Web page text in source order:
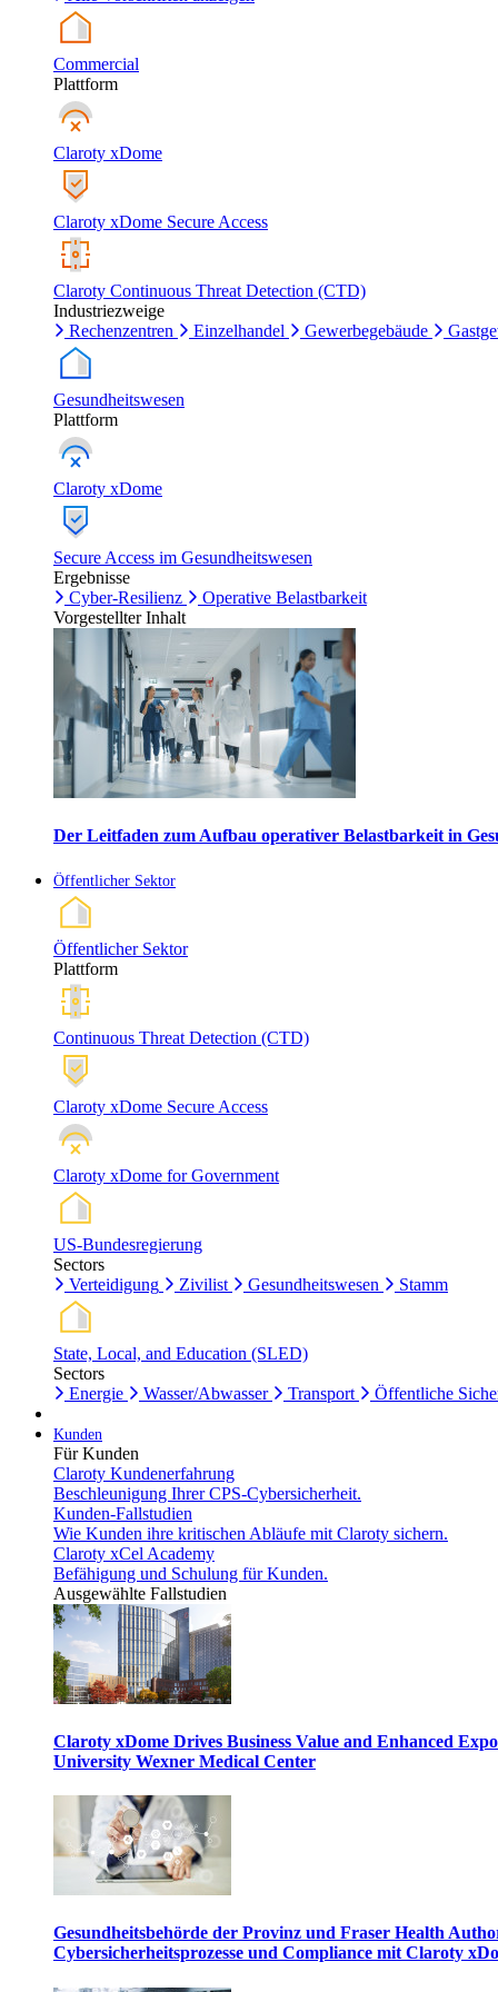
Commercial
Plattform
Claroty xDome
Claroty xDome Secure Access
Claroty Continuous Threat Detection (CTD)
Industriezweige
Rechenzentren
Einzelhandel Gewerbegebäude
Gesundheitswesen
Plattform
Claroty xDome
Secure Access im Gesundheitswesen
Ergebnisse
Cyber-Resilienz
Operative Belastbarkeit
Vorgestellter Inhalt
Der Leitfaden zum Aufbau operativer Belastbarkeit in
Öffentlicher Sektor
Öffentlicher Sektor
Plattform
Continuous Threat Detection (CTD)
Claroty xDome Secure Access
Claroty xDome for Government
US-Bundesregierung
Sectors
Verteidigung
Zivilist Gesundheitswesen Stamm
State, Local, and Education (SLED)
Sectors
Energie
Wasser/Abwasser Transport Öffentliche
Kunden
Für Kunden
Claroty Kundenerfahrung
Beschleunigung Ihrer CPS-Cybersicherheit.
Kunden-Fallstudien
Wie Kunden ihre kritischen Abläufe mit Claroty sichern.
Claroty xCel Academy
Befähigung und Schulung für Kunden.
Ausgewählte Fallstudien
Claroty xDome Drives Business Value and Enhanced
University Wexner Medical Center
Gesundheitsbehörde der Provinz und Fraser Health
Cybersicherheitsprozesse und Compliance mit Claroty